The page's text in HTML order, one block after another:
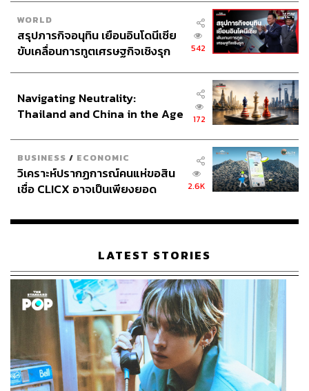
หมายให้หน่วยงานในสำนักนายกรัฐมนตรี หรือกระทรวง
วัฒนธรรม นำไปจัดงานให้สมพระเกียรติ โดยอาจเป็นงบ
ประมาณสำหรับทุกจังหวัดในการจัดงานออกร้าน ให้
ประชาชนได้ออกมาจับจ่ายซื้อขายสินค้าคล้ายงานเทศกาล
ในวันเฉลิมพระชนมพรรษาของปีหน้า ซึ่งนอกจากจะเป็นการ
เฉลิมพระเกียรติแล้ว ยังเป็นการช่วยกระตุ้นเศรษฐกิจภายใน
ประเทศอีกทางหนึ่ง ดีกว่านำงบประมาณไปจัดทำซุ้มตั้งตามสี่
แยกหรือหน้าอาคารสำนักงาน ซึ่งไม่ได้เกิดประโยชน์ทาง
เศรษฐกิจแต่อย่างใด
“สุดท้ายนี้ อยากขอฝากไปถึงหน่วยรับงบประมาณทุกหน่วยที่
จะเข้ามาชี้แจงงบประมาณในวาระ 2 ว่าขออย่านำสถาบัน
ตรวจสอบจากสภา และหวังว่าในปีนี้ ส่วนราชการในพระองค์
ไปตามกระบวนการพิจารณางบประมาณภายใต้ระบอบ
ประชาธิปไตยอันมีพระมหากษัตริย์ทรงเป็นประมุขด้วย”
พิสูจน์อักษร: ชนเนตร ลอยครุฑ
TAGS: งบประมาณปี 2565
การเมือง
การประชุมสภาผู้แทนราษฎร
เบญจา แสงจันทร์
พรรคก้าวไกล
WORLD
สรุปภารกิจอนุทิน เยือนอินโดนีเซีย
ขับเคลื่อนการทูตเศรษฐกิจเชิงรุก
542
Navigating Neutrality:
Thailand and China in the Age
172
BUSINESS / ECONOMIC
วิเคราะห์ปรากฏการณ์คนแห่ขอสิน
เชื่อ CLICX อาจเป็นเพียงยอด
เรือนไทยที่ถูกซุกไว้
2.6K
LATEST STORIES